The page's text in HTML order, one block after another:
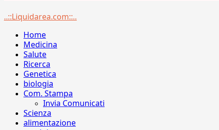
Menu
..::Liquidarea.com::..
Home
Medicina
Salute
Ricerca
Genetica
biologia
Com. Stampa
Invia Comunicati
Scienza
alimentazione